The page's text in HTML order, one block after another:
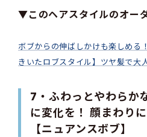
▼このヘアスタイルのオー
ボブからの伸ばしかけも楽しめる
きいたロブスタイル】ツヤ髪で大
7・ふわっとやわらか
に変化を！ 顔まわり
【ニュアンスボブ】